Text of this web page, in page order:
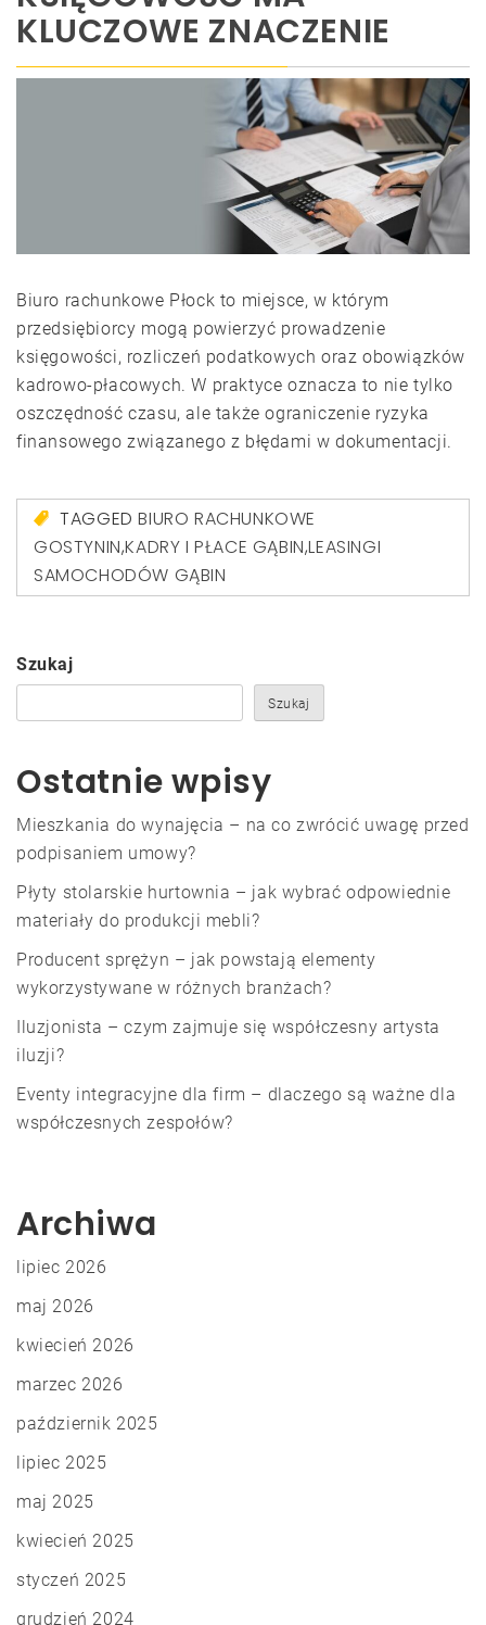
KLUCZOWE ZNACZENIE
Biuro rachunkowe Płock to miejsce, w którym
przedsiębiorcy mogą powierzyć prowadzenie
księgowości, rozliczeń podatkowych oraz obowiązków
kadrowo-płacowych. W praktyce oznacza to nie tylko
oszczędność czasu, ale także ograniczenie ryzyka
finansowego związanego z błędami w dokumentacji.
TAGGEDBIURO RACHUNKOWE
GOSTYNIN,KADRY I PŁACE GĄBIN,LEASINGI
SAMOCHODÓW GĄBIN
Szukaj
Szukaj
Ostatnie wpisy
Mieszkania do wynajęcia – na co zwrócić uwagę przed
podpisaniem umowy?
Płyty stolarskie hurtownia – jak wybrać odpowiednie
materiały do produkcji mebli?
Producent sprężyn – jak powstają elementy
wykorzystywane w różnych branżach?
Iluzjonista – czym zajmuje się współczesny artysta
iluzji?
Eventy integracyjne dla firm – dlaczego są ważne dla
współczesnych zespołów?
Archiwa
lipiec 2026
maj 2026
kwiecień 2026
marzec 2026
październik 2025
lipiec 2025
maj 2025
kwiecień 2025
styczeń 2025
grudzień 2024